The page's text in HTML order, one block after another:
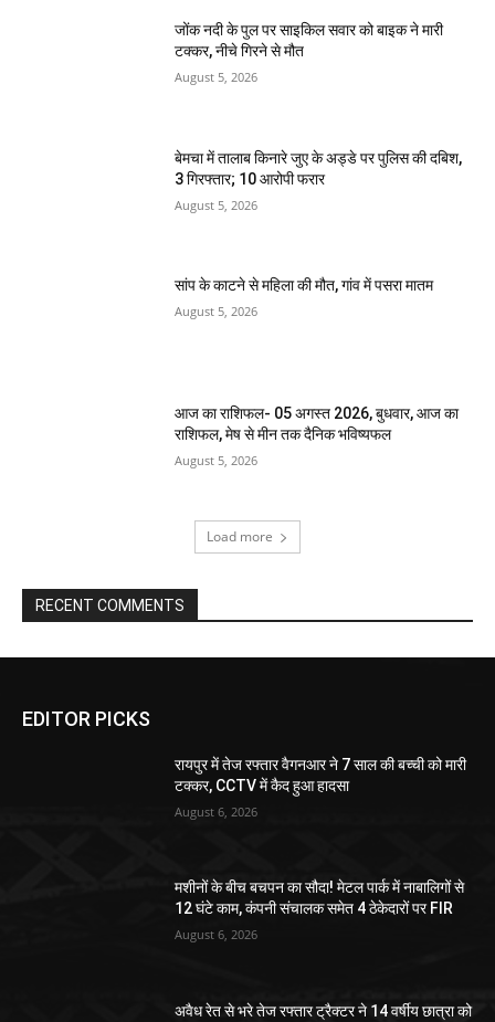
जोंक नदी के पुल पर साइकिल सवार को बाइक ने मारी
टक्कर, नीचे गिरने से मौत
August 5, 2026
बेमचा में तालाब किनारे जुए के अड्डे पर पुलिस की दबिश,
3 गिरफ्तार; 10 आरोपी फरार
August 5, 2026
सांप के काटने से महिला की मौत, गांव में पसरा मातम
August 5, 2026
आज का राशिफल- 05 अगस्त 2026, बुधवार, आज का
राशिफल, मेष से मीन तक दैनिक भविष्यफल
August 5, 2026
Load more
RECENT COMMENTS
EDITOR PICKS
रायपुर में तेज रफ्तार वैगनआर ने 7 साल की बच्ची को मारी
टक्कर, CCTV में कैद हुआ हादसा
August 6, 2026
मशीनों के बीच बचपन का सौदा! मेटल पार्क में नाबालिगों से
12 घंटे काम, कंपनी संचालक समेत 4 ठेकेदारों पर FIR
August 6, 2026
अवैध रेत से भरे तेज रफ्तार ट्रैक्टर ने 14 वर्षीय छात्रा को